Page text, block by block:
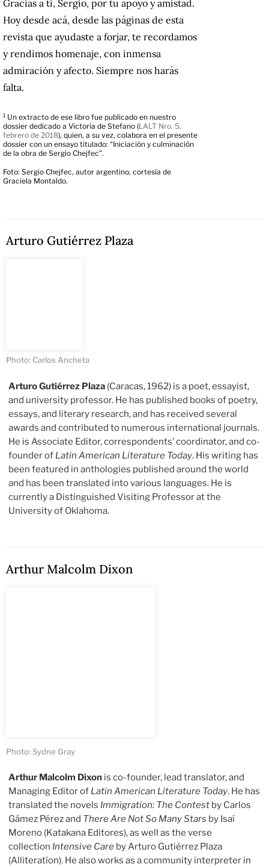
Gracias a ti, Sergio, por tu apoyo y amistad.
Hoy desde acá, desde las páginas de esta
revista que ayudaste a forjar, te recordamos
y rendimos homenaje, con inmensa
admiración y afecto. Siempre nos harás
falta.
1 Un extracto de ese libro fue publicado en nuestro
dossier dedicado a Victoria de Stefano (LALT Nro. 5,
febrero de 2018), quien, a su vez, colabora en el presente
dossier con un ensayo titulado: “Iniciación y culminación
de la obra de Sergio Chejfec”.
Foto: Sergio Chejfec, autor argentino, cortesía de
Graciela Montaldo.
Arturo Gutiérrez Plaza
Photo: Carlos Ancheta
Arturo Gutiérrez Plaza (Caracas, 1962) is a poet, essayist,
and university professor. He has published books of poetry,
essays, and literary research, and has received several
awards and contributed to numerous international journals.
He is Associate Editor, correspondents’ coordinator, and co-
founder of Latin American Literature Today. His writing has
been featured in anthologies published around the world
and has been translated into various languages. He is
currently a Distinguished Visiting Professor at the
University of Oklahoma.
Arthur Malcolm Dixon
Photo: Sydne Gray
Arthur Malcolm Dixon is co-founder, lead translator, and
Managing Editor of Latin American Literature Today. He has
translated the novels Immigration: The Contest by Carlos
Gámez Pérez and There Are Not So Many Stars by Isaí
Moreno (Katakana Editores), as well as the verse
collection Intensive Care by Arturo Gutiérrez Plaza
(Alliteratïon). He also works as a community interpreter in